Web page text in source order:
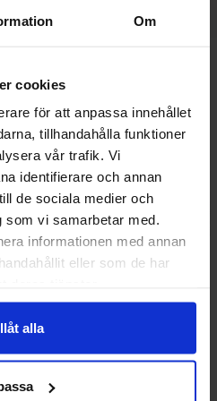
Om
cookies
för att anpassa innehållet
tillhandahålla funktioner
vår trafik. Vi
identifierare och annan
de sociala medier och
som vi samarbetar med.
informationen med annan
eller som de har
alla
lide
Grape
Monster Energy